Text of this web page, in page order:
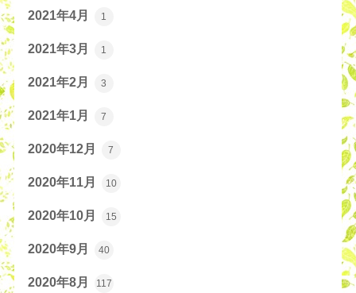
2021年4月 1
2021年3月 1
2021年2月 3
2021年1月 7
2020年12月 7
2020年11月 10
2020年10月 15
2020年9月 40
2020年8月 117